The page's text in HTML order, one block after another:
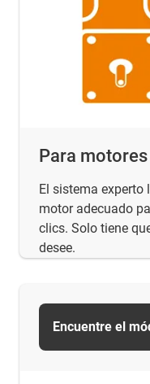
Para
El sistema experto
motor adecuado
clics. Solo tiene
desee.
Encuentre el